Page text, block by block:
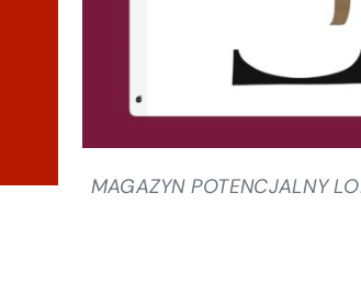
MAGAZYN POTENCJALNY